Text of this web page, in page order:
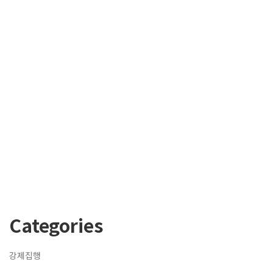
Categories
강제집행